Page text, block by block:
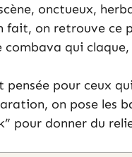
onctueux,
fait, on retrouve ce
combava qui
pensée pour ceux
on pose les
pour donner du